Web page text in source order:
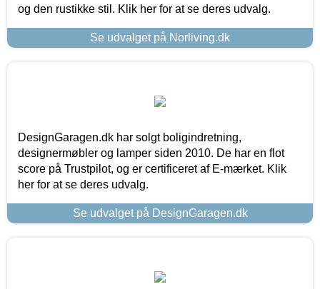
og den rustikke stil. Klik her for at se deres udvalg.
Se udvalget på Norliving.dk
DesignGaragen.dk har solgt boligindretning,
designermøbler og lamper siden 2010. De har en flot
score på Trustpilot, og er certificeret af E-mærket. Klik
her for at se deres udvalg.
Se udvalget på DesignGaragen.dk